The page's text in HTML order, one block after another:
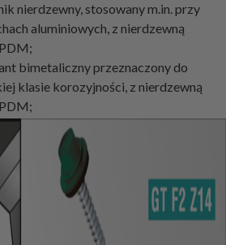
nierdzewny, stosowany m.in. przy
aluminiowych, z nierdzewną
bimetaliczny przeznaczony do
klasie korozyjności, z nierdzewną